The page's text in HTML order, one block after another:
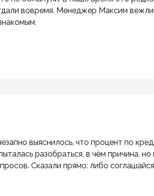
вовремя. Менеджер Максим
выяснилось, что процент по
разобраться, в чём причина,
Сказали прямо: либо